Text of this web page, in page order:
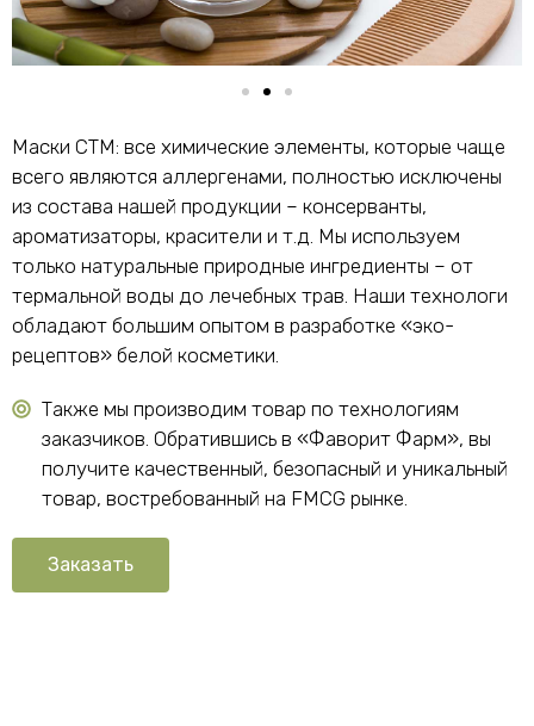
Маски СТМ: все химические элементы, которые чаще
всего являются аллергенами, полностью исключены
из состава нашей продукции – консерванты,
ароматизаторы, красители и т.д. Мы используем
только натуральные природные ингредиенты – от
термальной воды до лечебных трав. Наши технологи
обладают большим опытом в разработке «эко-
рецептов» белой косметики.
Также мы производим товар по технологиям
заказчиков. Обратившись в «Фаворит Фарм», вы
получите качественный, безопасный и уникальный
товар, востребованный на FMCG рынке.
Заказать